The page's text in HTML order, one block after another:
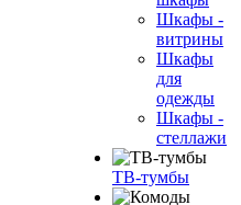
Шкафы -
витрины
Шкафы
для
одежды
Шкафы -
стеллажи
ТВ-тумбы